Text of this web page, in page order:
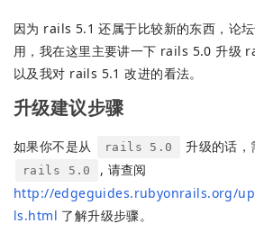
因为 rails 5.1 还属于比较新的东西，论
用，我在这里主要讲一下 rails 5.0 升级
以及我对 rails 5.1 改进的看法。
升级建议步骤
如果你不是从 rails 5.0 升级的话，
rails 5.0
, 请查阅
http://edgeguides.rubyonrails.org/
ls.html 了解升级步骤。